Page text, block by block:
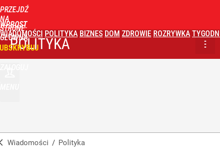
PRZEJDŹ
NA
STRONĘ
GŁÓWNĄ
WPROST
WIADOMOŚCI POLITYKA BIZNES DOM ZDROWIE ROZRYWKA
POLITYKA
Wiadomości / Polityka